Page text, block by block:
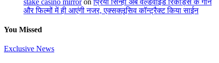
stake casino mirroronप्रिया सिन्हा अब वर्ल्डवाइड रिकॉर्ड्स के गाने
और फिल्मों में ही आएंगी नजर, एक्सक्लूसिव कॉन्ट्रैक्ट किया साईन
You Missed
Exclusive News